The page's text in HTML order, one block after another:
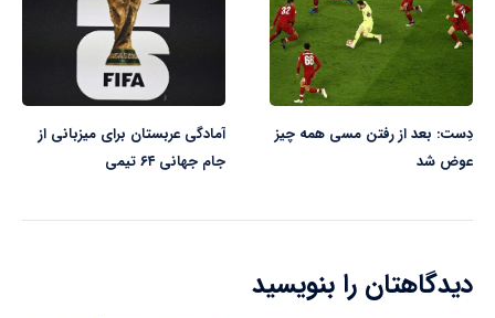
دِست: بعد از رفتن مسی همه چیز
عوض شد
آمادگی عربستان برای میزبانی از
جام جهانی ۶۴ تیمی
دیدگاهتان را بنویسید